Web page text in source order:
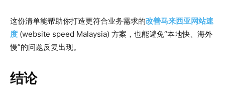
这份清单能帮助你打造更符合业务需求的改善马来西亚网站速
度 (website speed Malaysia) 方案，也能避免“本地快、海外
慢”的问题反复出现。
结论